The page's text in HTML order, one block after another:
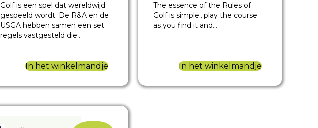
Golf is een spel dat wereldwijd
gespeeld wordt. De R&A en de
USGA hebben samen een set
regels vastgesteld die…
In het winkelmandje
The essence of the Rules of
Golf is simple…play the course
as you find it and…
In het winkelmandje